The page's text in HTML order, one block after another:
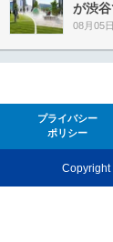
が渋
08月05
プライバシー
ポリシー
Copyright